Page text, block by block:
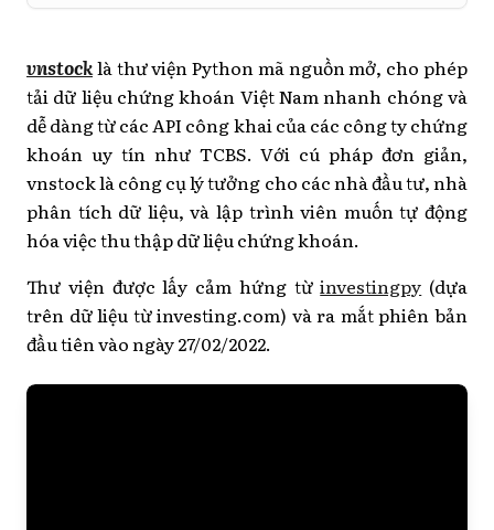
vnstocklà thư viện Python mã nguồn mở, cho phép
tải dữ liệu chứng khoán Việt Nam nhanh chóng và
dễ dàng từ các API công khai của các công ty chứng
khoán uy tín như TCBS. Với cú pháp đơn giản,
vnstock là công cụ lý tưởng cho các nhà đầu tư, nhà
phân tích dữ liệu, và lập trình viên muốn tự động
hóa việc thu thập dữ liệu chứng khoán.
Thư viện được lấy cảm hứng từinvestingpy (dựa
trên dữ liệu từ investing.com) và ra mắt phiên bản
đầu tiên vào ngày 27/02/2022.